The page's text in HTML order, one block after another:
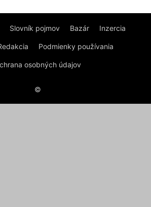
Slovník pojmov Bazár Inzercia
Podmienky používania
osobných údajov
©